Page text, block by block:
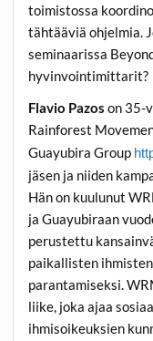
toimistossa
tähtääviä ohjelmia.
seminaarissa
hyvinvointimittarit?
Flavio Pazos on 35-
Rainforest
Guayubira Group
jäsen ja niiden
Hän on kuulunut
ja Guayubiraan
perustettu
paikallisten
parantamiseksi.
liike, joka ajaa
ihmisoikeuksien